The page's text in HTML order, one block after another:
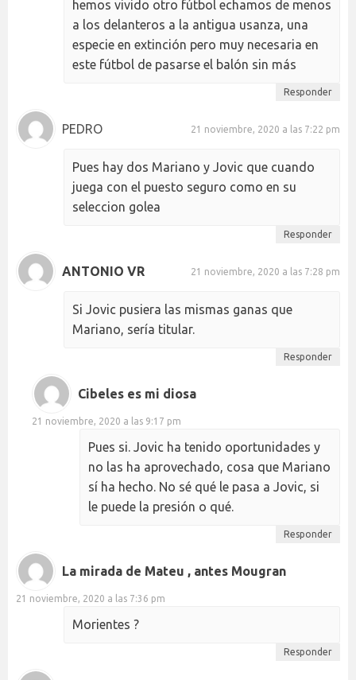
hemos vivido otro fútbol echamos de menos
a los delanteros a la antigua usanza, una
especie en extinción pero muy necesaria en
este fútbol de pasarse el balón sin más
Responder
PEDRO 21 noviembre, 2020 a las 7:22 pm
Pues hay dos Mariano y Jovic que cuando
juega con el puesto seguro como en su
seleccion golea
Responder
ANTONIO VR 21 noviembre, 2020 a las 7:28 pm
Si Jovic pusiera las mismas ganas que
Mariano, sería titular.
Responder
Cibeles es mi diosa
21 noviembre, 2020 a las 9:17 pm
Pues si. Jovic ha tenido oportunidades y
no las ha aprovechado, cosa que Mariano
sí ha hecho. No sé qué le pasa a Jovic, si
le puede la presión o qué.
Responder
La mirada de Mateu , antes Mougran
21 noviembre, 2020 a las 7:36 pm
Morientes ?
Responder